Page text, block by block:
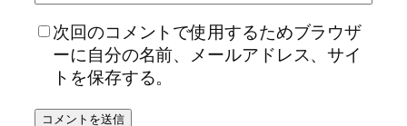
次回のコメントで使用するためブラウザ
ーに自分の名前、メールアドレス、サイ
トを保存する。